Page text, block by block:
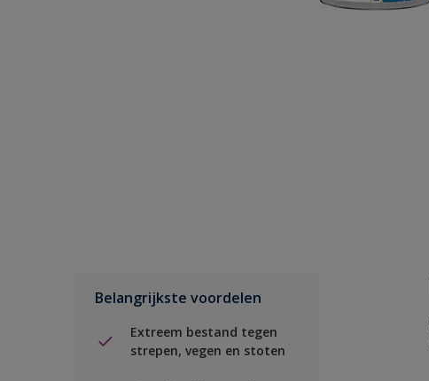
Belangrijkste voordelen
Extreem bestand tegen
strepen, vegen en stoten